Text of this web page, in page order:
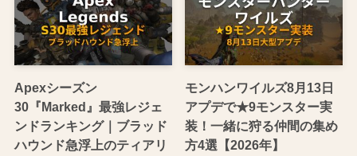
Apexシーズン
30『Marked』最強レジェ
ンドランキング｜ブラッド
ハウンド急浮上のティアリ
モンハンワイルズ8月13日
アプデで★9モンスター実
装！一緒に狩る仲間の集め
方4選【2026年】